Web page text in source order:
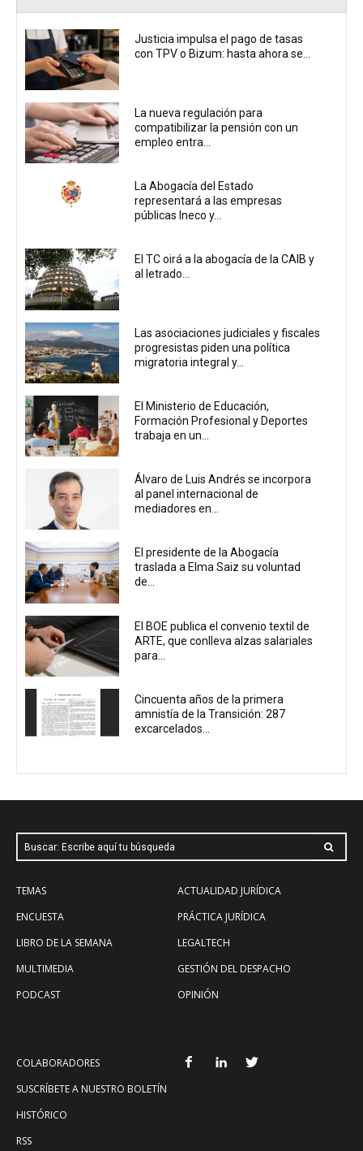
Justicia impulsa el pago de tasas
con TPV o Bizum: hasta ahora se...
La nueva regulación para
compatibilizar la pensión con un
empleo entra...
La Abogacía del Estado
representará a las empresas
públicas Ineco y...
El TC oirá a la abogacía de la CAIB y
al letrado...
Las asociaciones judiciales y fiscales
progresistas piden una política
migratoria integral y...
El Ministerio de Educación,
Formación Profesional y Deportes
trabaja en un...
Álvaro de Luis Andrés se incorpora
al panel internacional de
mediadores en...
El presidente de la Abogacía
traslada a Elma Saiz su voluntad
de...
El BOE publica el convenio textil de
ARTE, que conlleva alzas salariales
para...
Cincuenta años de la primera
amnistía de la Transición: 287
excarcelados...
Buscar: Escribe aquí tu búsqueda
TEMAS
ENCUESTA
LIBRO DE LA SEMANA
MULTIMEDIA
PODCAST
ACTUALIDAD JURÍDICA
PRÁCTICA JURÍDICA
LEGALTECH
GESTIÓN DEL DESPACHO
OPINIÓN
COLABORADORES
SUSCRÍBETE A NUESTRO BOLETÍN
HISTÓRICO
RSS